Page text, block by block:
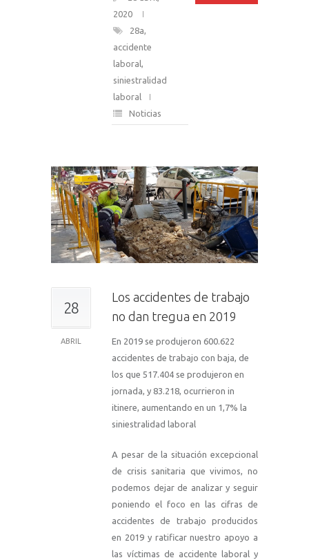
2020
28a
accidente
laboral
siniestralidad
laboral
Noticias
28
ABRIL
Los accidentes de trabajo
no dan tregua en 2019
En 2019 se produjeron 600.622
accidentes de trabajo con baja, de
los que 517.404 se produjeron en
jornada, y 83.218, ocurrieron in
itinere, aumentando en un 1,7% la
siniestralidad laboral
A pesar de la situación excepcional
de crisis sanitaria que vivimos, no
podemos dejar de analizar y seguir
poniendo el foco en las cifras de
accidentes de trabajo producidos
en 2019 y ratificar nuestro apoyo a
las víctimas de accidente laboral y